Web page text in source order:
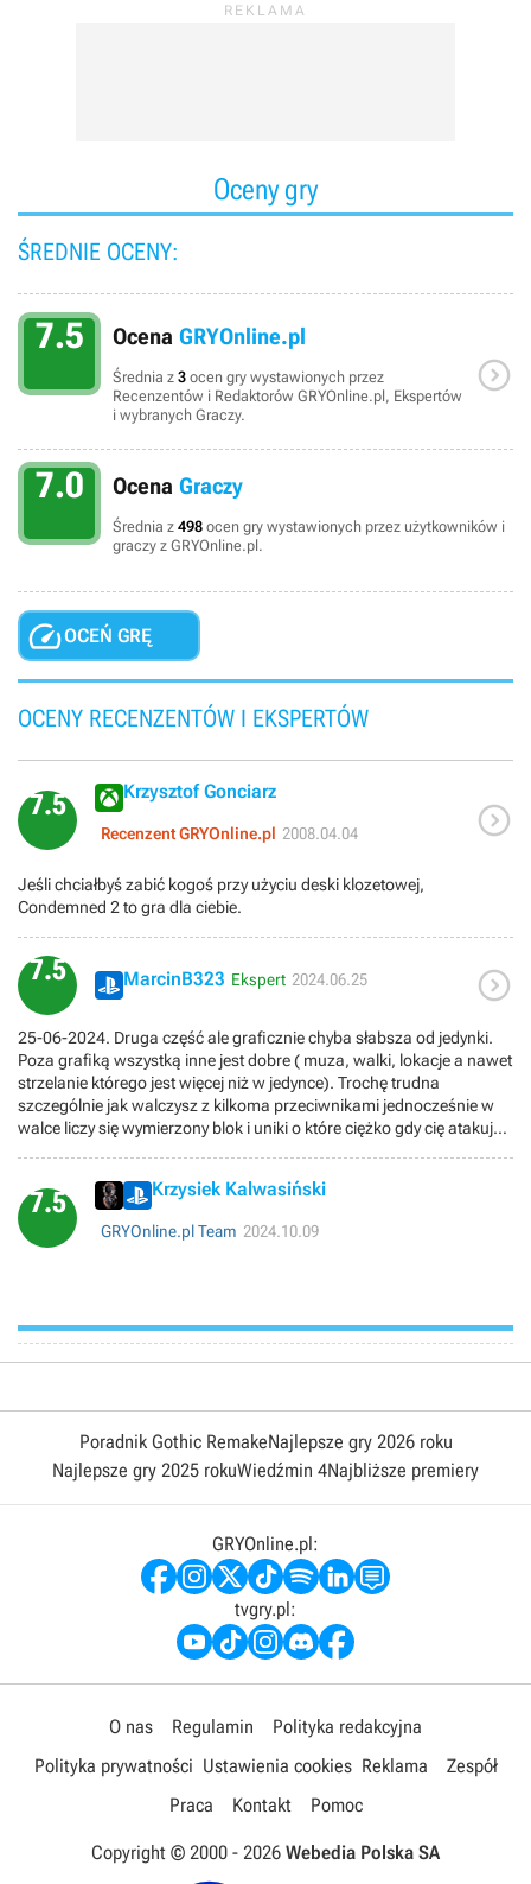
Oceny gry
ŚREDNIE OCENY:
7.5 Ocena GRYOnline.pl
Średnia z 3 ocen gry wystawionych przez
Recenzentów i Redaktorów GRYOnline.pl, Ekspertów
i wybranych Graczy.

7.0 Ocena Graczy
Średnia z 498 ocen gry wystawionych przez użytkowników i
graczy z GRYOnline.pl.
OCEŃ GRĘ
OCENY RECENZENTÓW I EKSPERTÓW
7.5 Krzysztof Gonciarz
Recenzent GRYOnline.pl 2008.04.04 
Jeśli chciałbyś zabić kogoś przy użyciu deski klozetowej,
Condemned 2 to gra dla ciebie.
7.5 MarcinB323 Ekspert 2024.06.25 
25-06-2024. Druga część ale graficznie chyba słabsza od jedynki.
Poza grafiką wszystką inne jest dobre ( muza, walki, lokacje a nawet
strzelanie którego jest więcej niż w jedynce). Trochę trudna
szczególnie jak walczysz z kilkoma przeciwnikami jednocześnie w
walce liczy się wymierzony blok i uniki o które ciężko gdy cię atakują
śledztwa. Czasami bywa ciężko ale generalnie nie jest aż tak
strasznie. Polecam szczególnie jak grałeś w pierwszą część.
7.5 Krzysiek Kalwasiński
GRYOnline.pl Team 2024.10.09
Poradnik Gothic RemakeNajlepsze gry 2026 roku
Najlepsze gry 2025 rokuWiedźmin 4Najbliższe premiery
GRYOnline.pl:
tvgry.pl:
O nas Regulamin
Polityka redakcyjna
Polityka prywatności Ustawienia cookies Reklama
Zespół
Praca
Kontakt Pomoc
Copyright © 2000 - 2026 Webedia Polska SA